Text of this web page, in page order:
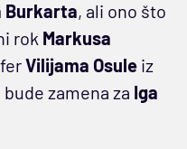
Burkarta, ali ono što
rok Markusa
Vilijama Osule iz
zamena za Iga